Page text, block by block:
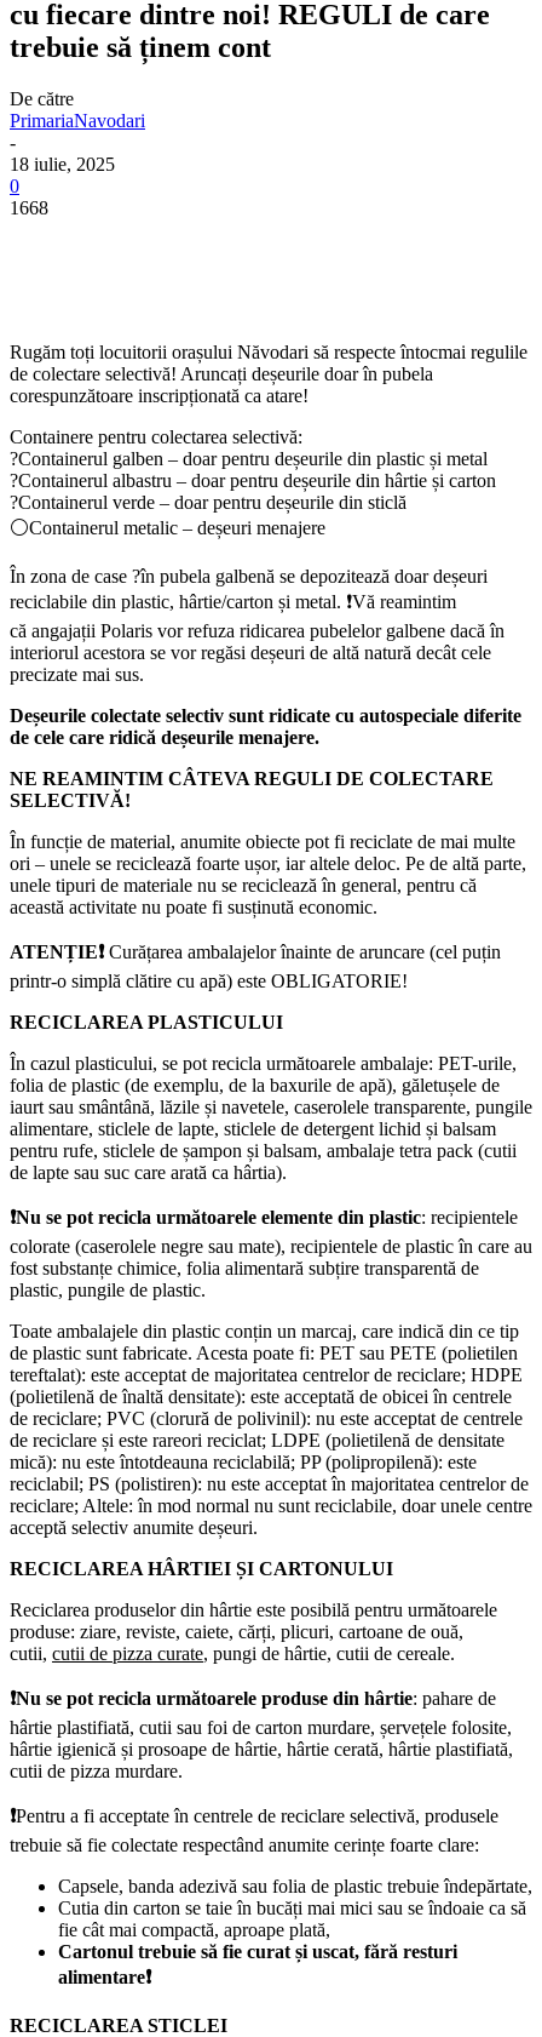
cu fiecare dintre noi! REGULI de care
trebuie să ținem cont
De către
PrimariaNavodari
-
18 iulie, 2025
0
1668
Rugăm toți locuitorii orașului Năvodari să respecte întocmai regulile
de colectare selectivă! Aruncați deșeurile doar în pubela
corespunzătoare inscripționată ca atare!
Containere pentru colectarea selectivă:
?Containerul galben – doar pentru deșeurile din plastic și metal
?Containerul albastru – doar pentru deșeurile din hârtie și carton
?Containerul verde – doar pentru deșeurile din sticlă
⚪Containerul metalic – deșeuri menajere
În zona de case ?în pubela galbenă se depozitează doar deșeuri
reciclabile din plastic, hârtie/carton și metal. ❗Vă reamintim
că angajații Polaris vor refuza ridicarea pubelelor galbene dacă în
interiorul acestora se vor regăsi deșeuri de altă natură decât cele
precizate mai sus.
Deșeurile colectate selectiv sunt ridicate cu autospeciale diferite
de cele care ridică deșeurile menajere.
NE REAMINTIM CÂTEVA REGULI DE COLECTARE
SELECTIVĂ!
În funcție de material, anumite obiecte pot fi reciclate de mai multe
ori – unele se reciclează foarte ușor, iar altele deloc. Pe de altă parte,
unele tipuri de materiale nu se reciclează în general, pentru că
această activitate nu poate fi susținută economic.
ATENȚIE❗ Curățarea ambalajelor înainte de aruncare (cel puțin
printr-o simplă clătire cu apă) este OBLIGATORIE!
RECICLAREA PLASTICULUI
În cazul plasticului, se pot recicla următoarele ambalaje: PET-urile,
folia de plastic (de exemplu, de la baxurile de apă), găletușele de
iaurt sau smântână, lăzile și navetele, caserolele transparente, pungile
alimentare, sticlele de lapte, sticlele de detergent lichid și balsam
pentru rufe, sticlele de șampon și balsam, ambalaje tetra pack (cutii
de lapte sau suc care arată ca hârtia).
❗Nu se pot recicla următoarele elemente din plastic: recipientele
colorate (caserolele negre sau mate), recipientele de plastic în care au
fost substanțe chimice, folia alimentară subțire transparentă de
plastic, pungile de plastic.
Toate ambalajele din plastic conțin un marcaj, care indică din ce tip
de plastic sunt fabricate. Acesta poate fi: PET sau PETE (polietilen
tereftalat): este acceptat de majoritatea centrelor de reciclare; HDPE
(polietilenă de înaltă densitate): este acceptată de obicei în centrele
de reciclare; PVC (clorură de polivinil): nu este acceptat de centrele
de reciclare și este rareori reciclat; LDPE (polietilenă de densitate
mică): nu este întotdeauna reciclabilă; PP (polipropilenă): este
reciclabil; PS (polistiren): nu este acceptat în majoritatea centrelor de
reciclare; Altele: în mod normal nu sunt reciclabile, doar unele centre
acceptă selectiv anumite deșeuri.
RECICLAREA HÂRTIEI ȘI CARTONULUI
Reciclarea produselor din hârtie este posibilă pentru următoarele
produse: ziare, reviste, caiete, cărți, plicuri, cartoane de ouă,
cutii, cutii de pizza curate, pungi de hârtie, cutii de cereale.
❗Nu se pot recicla următoarele produse din hârtie: pahare de
hârtie plastifiată, cutii sau foi de carton murdare, șervețele folosite,
hârtie igienică și prosoape de hârtie, hârtie cerată, hârtie plastifiată,
cutii de pizza murdare.
❗Pentru a fi acceptate în centrele de reciclare selectivă, produsele
trebuie să fie colectate respectând anumite cerințe foarte clare:
Capsele, banda adezivă sau folia de plastic trebuie îndepărtate,
Cutia din carton se taie în bucăți mai mici sau se îndoaie ca să
fie cât mai compactă, aproape plată,
Cartonul trebuie să fie curat și uscat, fără resturi
alimentare❗
RECICLAREA STICLEI